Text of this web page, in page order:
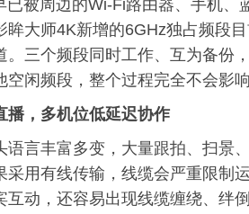
已被周边的Wi-Fi路由器、手机
眸大师4K新增的6GHz独占频段
。三个频段同时工作、互为备份
空闲频段，整个过程完全不会影
播，多机位低延迟协作
语言丰富多变，大量跟拍、扫景
采用有线传输，线缆会严重限
互动，还容易出现线缆缠绕、绊